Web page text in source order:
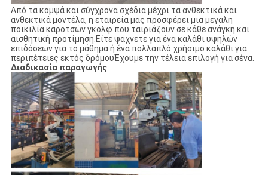
Από τα κομψά και σύγχρονα σχέδια μέχρι τα ανθεκτικά και
ανθεκτικά μοντέλα, η εταιρεία μας προσφέρει μια μεγάλη
ποικιλία καροτσών γκολφ που ταιριάζουν σε κάθε ανάγκη και
αισθητική προτίμηση.Είτε ψάχνετε για ένα καλάθι υψηλών
επιδόσεων για το μάθημα ή ένα πολλαπλό χρήσιμο καλάθι για
περιπέτειες εκτός δρόμουΈχουμε την τέλεια επιλογή για σένα.
Διαδικασία παραγωγής